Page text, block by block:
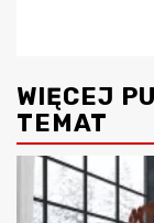
WIĘCEJ
TEMAT